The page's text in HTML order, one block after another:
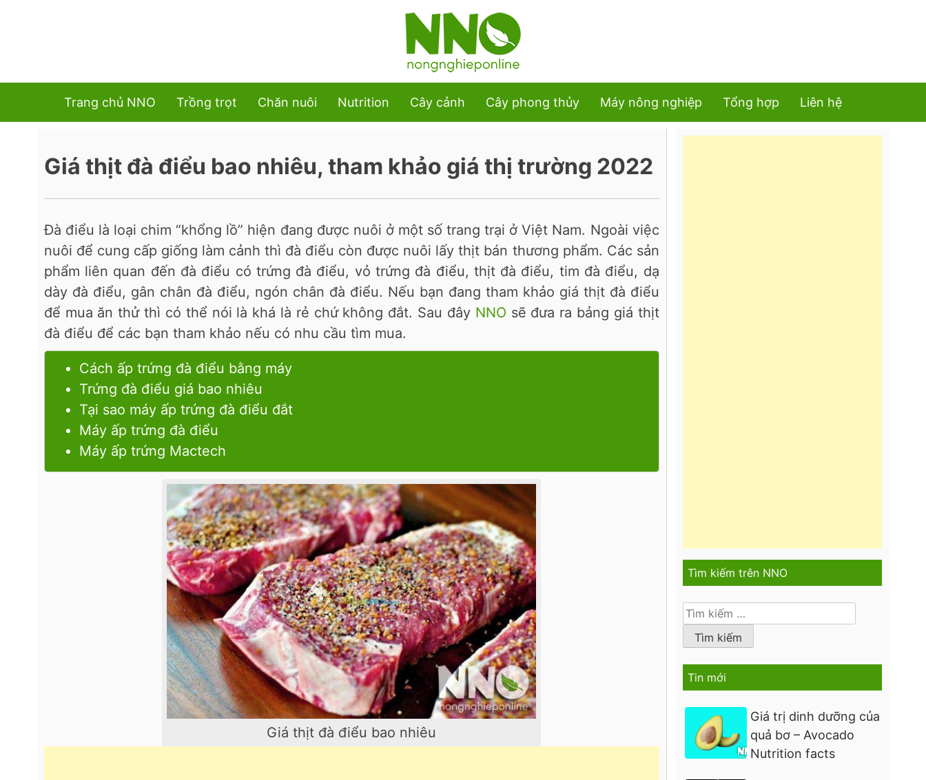
Trang chủ NNO Trồng trọt Chăn nuôi Nutrition Cây cảnh Cây phong thủy Máy nông nghiệp Tổng hợp Liên hệ
Giá thịt đà điểu bao nhiêu, tham khảo giá thị trường 2022
Đà điểu là loại chim “khổng lồ” hiện đang được nuôi ở một số trang trại ở Việt Nam. Ngoài việc
nuôi để cung cấp giống làm cảnh thì đà điểu còn được nuôi lấy thịt bán thương phẩm. Các sản
phẩm liên quan đến đà điểu có trứng đà điểu, vỏ trứng đà điểu, thịt đà điểu, tim đà điểu, dạ
dày đà điểu, gân chân đà điểu, ngón chân đà điểu. Nếu bạn đang tham khảo giá thịt đà điểu
để mua ăn thử thì có thể nói là khá là rẻ chứ không đắt. Sau đây NNO sẽ đưa ra bảng giá thịt
đà điểu để các bạn tham khảo nếu có nhu cầu tìm mua.
Cách ấp trứng đà điểu bằng máy
Trứng đà điểu giá bao nhiêu
Tại sao máy ấp trứng đà điểu đắt
Máy ấp trứng đà điểu
Máy ấp trứng Mactech
Giá thịt đà điểu bao nhiêu
Tìm kiếm trên NNO
Tìm
kiếm
cho:
Tin mới
Giá trị dinh dưỡng của
quả bơ – Avocado
Nutrition facts